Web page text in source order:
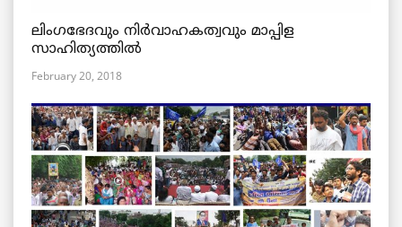
ലിംഗഭേദവും നിർവാഹകത്വവും മാപ്പിള
സാഹിത്യത്തിൽ
February 20, 2018